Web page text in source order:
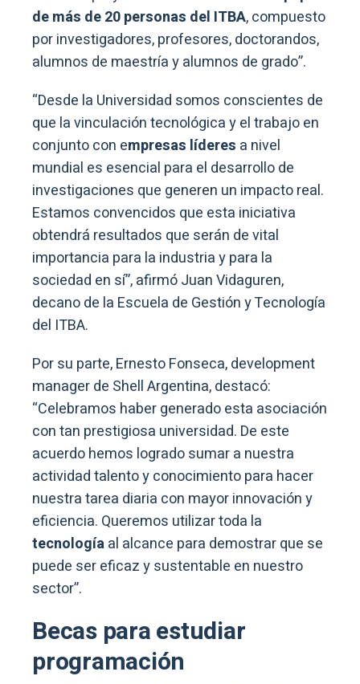
de más de 20 personas del ITBA, compuesto
por investigadores, profesores, doctorandos,
alumnos de maestría y alumnos de grado”.
“Desde la Universidad somos conscientes de
que la vinculación tecnológica y el trabajo en
conjunto con empresas líderes a nivel
mundial es esencial para el desarrollo de
investigaciones que generen un impacto real.
Estamos convencidos que esta iniciativa
obtendrá resultados que serán de vital
importancia para la industria y para la
sociedad en sí”, afirmó Juan Vidaguren,
decano de la Escuela de Gestión y Tecnología
del ITBA.
Por su parte, Ernesto Fonseca, development
manager de Shell Argentina, destacó:
“Celebramos haber generado esta asociación
con tan prestigiosa universidad. De este
acuerdo hemos logrado sumar a nuestra
actividad talento y conocimiento para hacer
nuestra tarea diaria con mayor innovación y
eficiencia. Queremos utilizar toda la
tecnologíaal alcance para demostrar que se
puede ser eficaz y sustentable en nuestro
sector”.
Becas para estudiar
programación